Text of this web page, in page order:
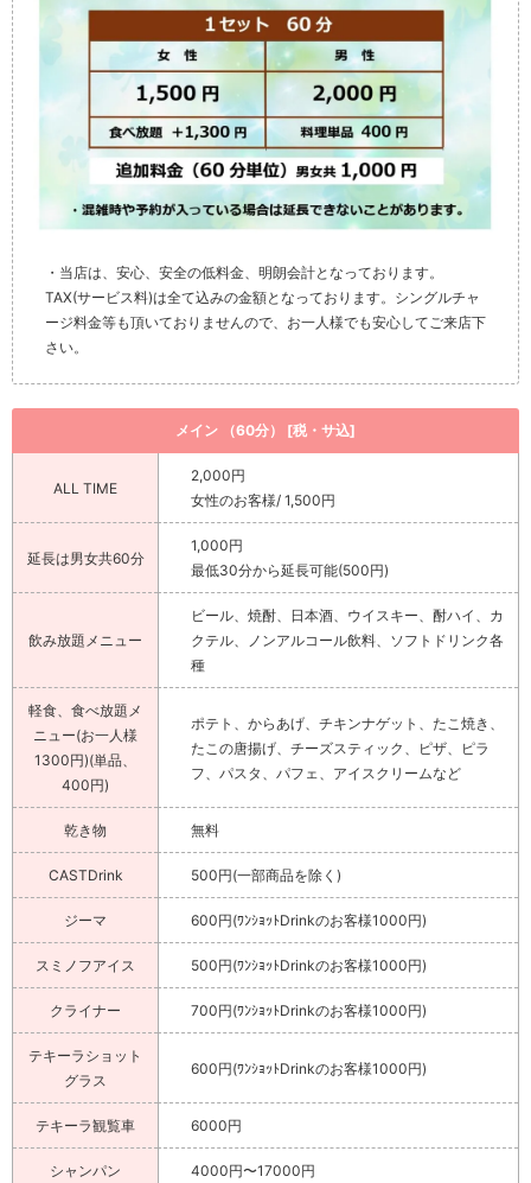
・当店は、安心、安全の低料金、明朗会計となっております。
TAX(サービス料)は全て込みの金額となっております。シングルチャ
ージ料金等も頂いておりませんので、お一人様でも安心してご来店下
さい。
メイン （60分） [税・サ込]
ALL TIME
2,000円
女性のお客様/ 1,500円
延長は男女共60分
1,000円
最低30分から延長可能(500円)
飲み放題メニュー
ビール、焼酎、日本酒、ウイスキー、酎ハイ、カ
クテル、ノンアルコール飲料、ソフトドリンク各
種
軽食、食べ放題メ
ニュー(お一人様
1300円)(単品、
400円)
ポテト、からあげ、チキンナゲット、たこ焼き、
たこの唐揚げ、チーズスティック、ピザ、ピラ
フ、パスタ、パフェ、アイスクリームなど
乾き物 無料
CASTDrink 500円(一部商品を除く)
ジーマ 600円(ﾜﾝｼｮｯﾄDrinkのお客様1000円)
スミノフアイス 500円(ﾜﾝｼｮｯﾄDrinkのお客様1000円)
クライナー 700円(ﾜﾝｼｮｯﾄDrinkのお客様1000円)
テキーラショット
グラス
600円(ﾜﾝｼｮｯﾄDrinkのお客様1000円)
テキーラ観覧車 6000円
シャンパン 4000円〜17000円